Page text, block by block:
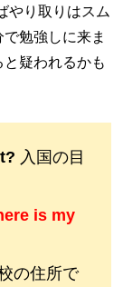
やり取りはスム
勉強しに来ま
疑われるかも
入国の目
is my
の住所で